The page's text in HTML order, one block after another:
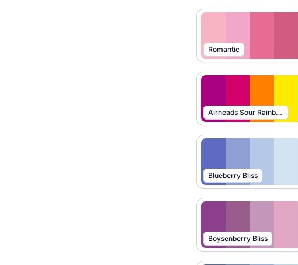
Romantic
Airheads Sour Rainbow Berry
Blueberry Bliss
Boysenberry Bliss